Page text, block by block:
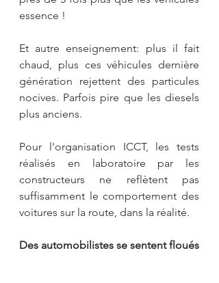
essence !
Et autre enseignement: plus il fait
chaud, plus ces véhicules dernière
génération rejettent des particules
nocives. Parfois pire que les diesels
plus anciens.
Pour l'organisation ICCT, les tests
réalisés en laboratoire par les
constructeurs ne reflètent pas
suffisamment le comportement des
voitures sur la route, dans la réalité.
Des automobilistes se sentent floués